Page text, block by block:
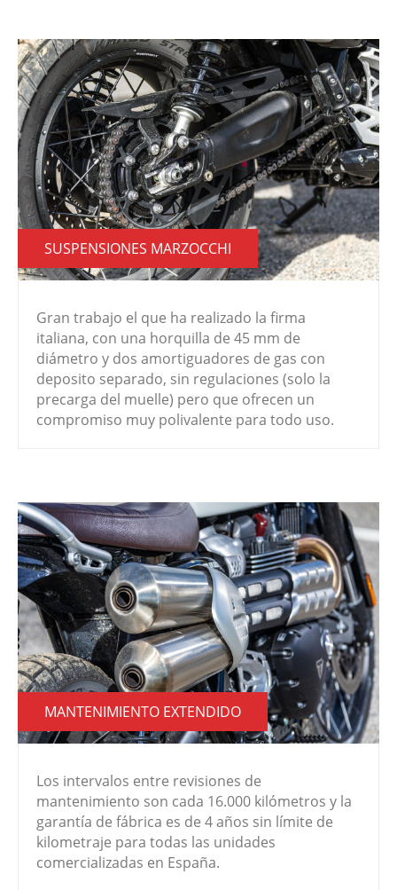
SUSPENSIONES MARZOCCHI
Gran trabajo el que ha realizado la firma
italiana, con una horquilla de 45 mm de
diámetro y dos amortiguadores de gas con
deposito separado, sin regulaciones (solo la
precarga del muelle) pero que ofrecen un
compromiso muy polivalente para todo uso.
MANTENIMIENTO EXTENDIDO
Los intervalos entre revisiones de
mantenimiento son cada 16.000 kilómetros y la
garantía de fábrica es de 4 años sin límite de
kilometraje para todas las unidades
comercializadas en España.